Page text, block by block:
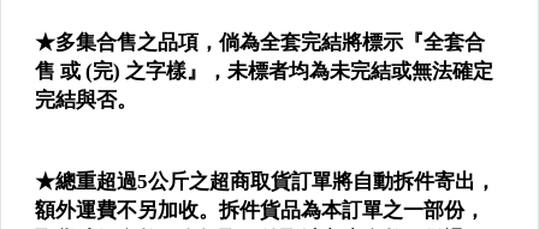
✈宗教
✈星相命理╱風水
▌參考書 ▌工具書 ▌